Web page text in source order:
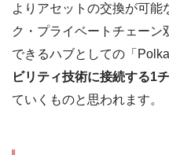
よりアセットの交換が可能
ク・プライベートチェー
できるハブとしての「
ビリティ技術に接続する1
ていくものと思われます。